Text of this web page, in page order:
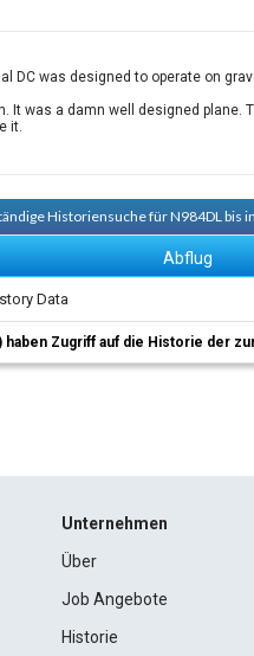
DC was designed to operate on
was a damn well designed
it.
Historiensuche für N984DL bis
Abflug
Data
Zugriff auf die Historie der
Unternehmen
Über
Job Angebote
Historie